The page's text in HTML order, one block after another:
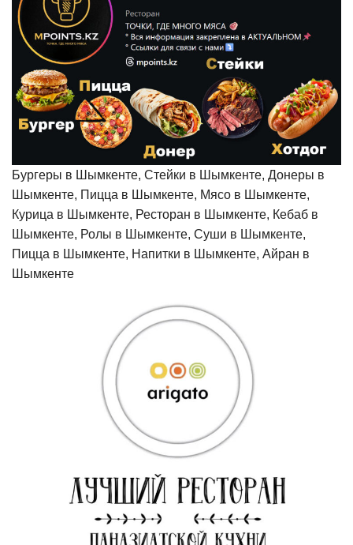
Бургеры в Шымкенте, Стейки в Шымкенте, Донеры в
Шымкенте, Пицца в Шымкенте, Мясо в Шымкенте,
Курица в Шымкенте, Ресторан в Шымкенте, Кебаб в
Шымкенте, Ролы в Шымкенте, Суши в Шымкенте,
Пицца в Шымкенте, Напитки в Шымкенте, Айран в
Шымкенте